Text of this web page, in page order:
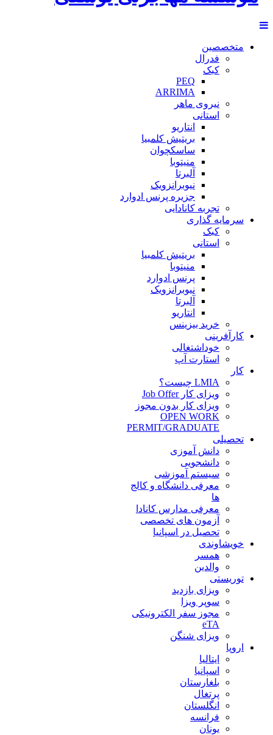
متخصصین
فدرال
کبک
PEQ
ARRIMA
نیروی ماهر
استانی
انتاریو
بریتیش کلمبیا
ساسکچوان
منیتوبا
آلبرتا
نیوبرانزویک
جزیره پرنس ادوارد
تجربه کانادایی
سرمایه گذاری
کبک
استانی
بریتیش کلمبیا
منیتوبا
پرنس ادوارد
نیوبرانزویک
آلبرتا
انتاریو
خرید بیزینس
کارآفرینی
خوداشتغالی
استارت آپ
کار
LMIA چیست؟
ویزای کار Job Offer
ویزای کار بدون مجوز
OPEN WORK
PERMIT/GRADUATE
تحصیلی
دانش آموزی
دانشجویی
سیستم آموزشی
معرفی دانشگاه و کالج
ها
معرفی مدارس کانادا
آزمون های تخصصی
تحصیل در اسپانیا
خویشاوندی
همسر
والدین
توریستی
ویزای بازدید
سوپر ویزا
مجوز سفر الکترونیکی
eTA
ویزای شنگن
اروپا
ایتالیا
اسپانیا
بلغارستان
پرتغال
انگلستان
فرانسه
یونان